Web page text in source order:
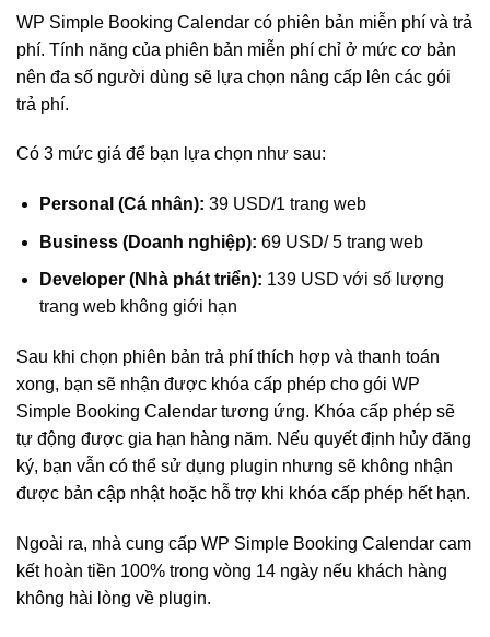
WP Simple Booking Calendar có phiên bản miễn phí và trả
phí. Tính năng của phiên bản miễn phí chỉ ở mức cơ bản
nên đa số người dùng sẽ lựa chọn nâng cấp lên các gói
trả phí.
Có 3 mức giá để bạn lựa chọn như sau:
Personal (Cá nhân): 39 USD/1 trang web
Business (Doanh nghiệp): 69 USD/ 5 trang web
Developer (Nhà phát triển): 139 USD với số lượng
trang web không giới hạn
Sau khi chọn phiên bản trả phí thích hợp và thanh toán
xong, bạn sẽ nhận được khóa cấp phép cho gói WP
Simple Booking Calendar tương ứng. Khóa cấp phép sẽ
tự động được gia hạn hàng năm. Nếu quyết định hủy đăng
ký, bạn vẫn có thể sử dụng plugin nhưng sẽ không nhận
được bản cập nhật hoặc hỗ trợ khi khóa cấp phép hết hạn.
Ngoài ra, nhà cung cấp WP Simple Booking Calendar cam
kết hoàn tiền 100% trong vòng 14 ngày nếu khách hàng
không hài lòng về plugin.